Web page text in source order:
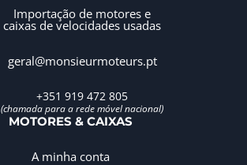
Importação de motores e
caixas de velocidades usadas
geral@monsieurmoteurs.pt
+351 919 472 805
(chamada para a rede móvel nacional)
MOTORES & CAIXAS
A minha conta